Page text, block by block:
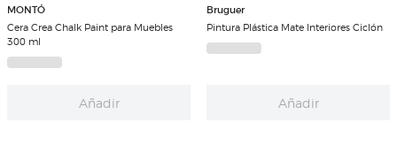
MONTÓ
Cera Crea Chalk Paint para Muebles
300 ml
Añadir
Bruguer
Pintura Plástica Mate Interiores Ciclón
Añadir